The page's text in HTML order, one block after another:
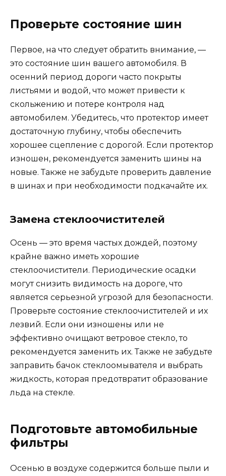
Проверьте состояние шин
Первое, на что следует обратить внимание, —
это состояние шин вашего автомобиля. В
осенний период дороги часто покрыты
листьями и водой, что может привести к
скольжению и потере контроля над
автомобилем. Убедитесь, что протектор имеет
достаточную глубину, чтобы обеспечить
хорошее сцепление с дорогой. Если протектор
изношен, рекомендуется заменить шины на
новые. Также не забудьте проверить давление
в шинах и при необходимости подкачайте их.
Замена стеклоочистителей
Осень — это время частых дождей, поэтому
крайне важно иметь хорошие
стеклоочистители. Периодические осадки
могут снизить видимость на дороге, что
является серьезной угрозой для безопасности.
Проверьте состояние стеклоочистителей и их
лезвий. Если они изношены или не
эффективно очищают ветровое стекло, то
рекомендуется заменить их. Также не забудьте
заправить бачок стеклоомывателя и выбрать
жидкость, которая предотвратит образование
льда на стекле.
Подготовьте автомобильные
фильтры
Осенью в воздухе содержится больше пыли и